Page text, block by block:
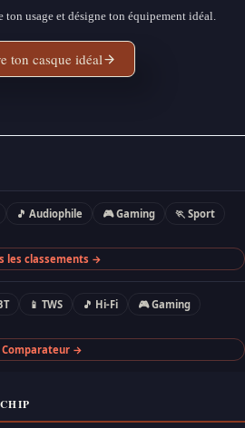
ton usage et désigne ton équipement idéal.
ton casque idéal
🎵 Audiophile 🎮 Gaming
🏃 Sport
les classements →
📱 TWS 🎵 Hi-Fi
🎮 Gaming
Comparateur →